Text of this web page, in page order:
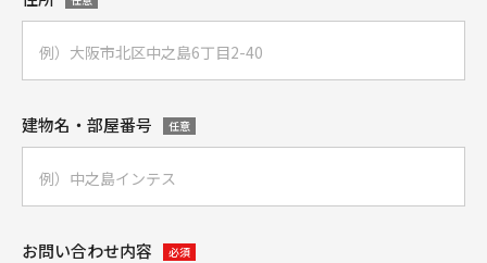
建物名・部屋番号 任意
お問い合わせ内容 必須